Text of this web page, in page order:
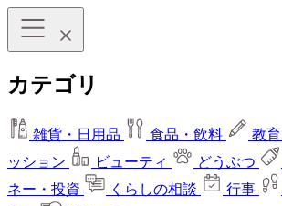
カテゴリ
雑貨・日用品 食品・飲料 教育
ッション
ビューティ どうぶつ
ネー・投資
くらしの相談 行事